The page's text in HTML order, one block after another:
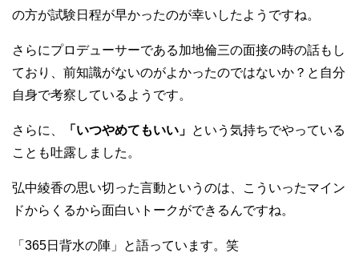
の方が試験日程が早かったのが幸いしたようですね。
さらにプロデューサーである加地倫三の面接の時の話もし
ており、前知識がないのがよかったのではないか？と自分
自身で考察しているようです。
さらに、 「いつやめてもいい」 という気持ちでやっている
ことも吐露しました。
弘中綾香の思い切った言動というのは、こういったマイン
ドからくるから面白いトークができるんですね。
「365日背水の陣」と語っています。笑